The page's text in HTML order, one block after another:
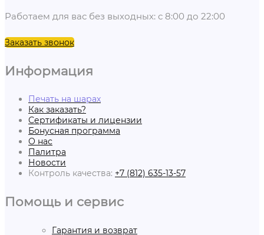
Работаем для вас без выходных: с 8:00 до 22:00
Заказать звонок
Информация
Печать на шарах
Как заказать?
Сертификаты и лицензии
Бонусная программа
О нас
Палитра
Новости
Контроль качества: +7 (812) 635-13-57
Помощь и сервис
Гарантия и возврат